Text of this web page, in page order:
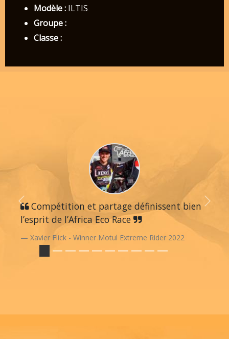
Modèle :ILTIS
Groupe :
Classe :
Compétition et partage définissent bien
l’esprit de l’Africa Eco Race
Xavier Flick - Winner Motul Extreme Rider 2022
Previous Next